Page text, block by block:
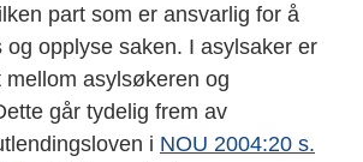
part som er ansvarlig for å
og opplyse saken. I asylsaker er
mellom asylsøkeren og
går tydelig frem av
i NOU 2004:20 s.